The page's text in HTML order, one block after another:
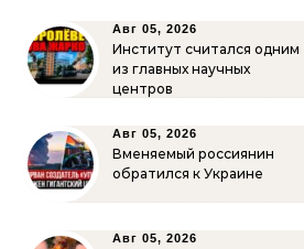
Авг 05, 2026
Институт считался одним
из главных научных
центров
Авг 05, 2026
Вменяемый россиянин
обратился к Украине
Авг 05, 2026